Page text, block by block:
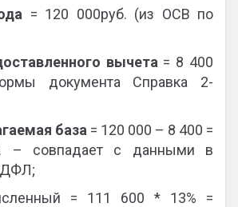
= 120 000руб. (из ОСВ по
вычета = 8 400
документа Справка 2-
база = 120 000 – 8 400 =
– совпадает с данными в
= 111 600 * 13% =